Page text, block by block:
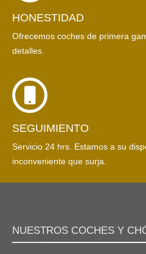
HONESTIDAD
Ofrecemos coches de primera
detalles.
SEGUIMIENTO
Servicio 24 hrs. Estamos a su
inconveniente que surja.
NUESTROS COCHES Y